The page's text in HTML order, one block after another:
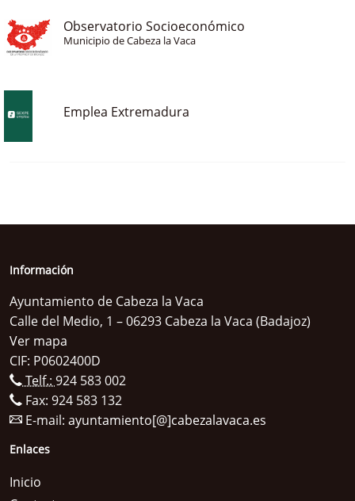
Observatorio Socioeconómico
Municipio de Cabeza la Vaca
Emplea Extremadura
Información
Ayuntamiento de Cabeza la Vaca
Calle del Medio, 1 – 06293 Cabeza la Vaca (Badajoz)
Ver mapa
CIF: P0602400D
Telf.: 924 583 002
Fax: 924 583 132
E-mail: ayuntamiento[@]cabezalavaca.es
Enlaces
Inicio